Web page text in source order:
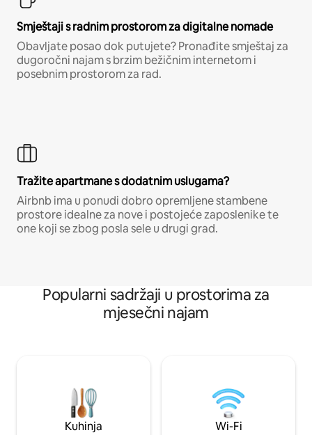
Smještaji s radnim prostorom za digitalne nomade
Obavljate posao dok putujete? Pronađite smještaj za
dugoročni najam s brzim bežičnim internetom i
posebnim prostorom za rad.
Tražite apartmane s dodatnim uslugama?
Airbnb ima u ponudi dobro opremljene stambene
prostore idealne za nove i postojeće zaposlenike te
one koji se zbog posla sele u drugi grad.
Popularni sadržaji u prostorima za
mjesečni najam
Kuhinja Wi-Fi